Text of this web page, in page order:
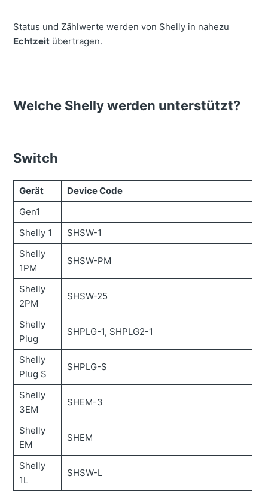
Status und Zählwerte werden von Shelly in nahezu
Echtzeit übertragen.
Welche Shelly werden unterstützt?
Switch
Gerät
Device Code
Gen1
Shelly 1
SHSW-1
Shelly
1PM
SHSW-PM
Shelly
2PM
SHSW-25
Shelly
Plug
SHPLG-1, SHPLG2-1
Shelly
Plug S
SHPLG-S
Shelly
3EM
SHEM-3
Shelly
EM
SHEM
Shelly
1L
SHSW-L